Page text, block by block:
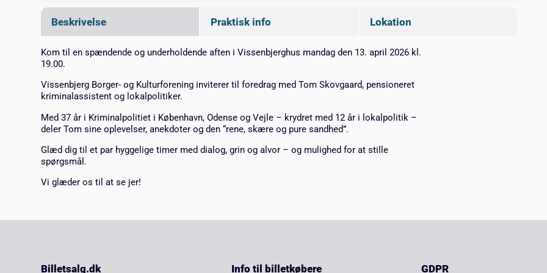
Beskrivelse Praktisk info Lokation
Kom til en spændende og underholdende aften iVissenbjerghus mandag den 13. april 2026 kl.
19.00.
Vissenbjerg Borger- og Kulturforening inviterer til foredrag medTom Skovgaard, pensioneret
kriminalassistent og lokalpolitiker.
Med 37 år i Kriminalpolitiet i København, Odense og Vejle – krydret med 12 år i lokalpolitik –
deler Tom sine oplevelser, anekdoter og den “rene, skære og pure sandhed”.
Glæd dig til et par hyggelige timer med dialog, grin og alvor – og mulighed for at stille
spørgsmål.
Vi glæder os til at se jer!
Billetsalg.dk Info til billetkøbere GDPR